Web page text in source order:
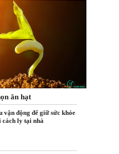
ăn hạt
vận động để giữ sức khỏe
cách ly tại nhà